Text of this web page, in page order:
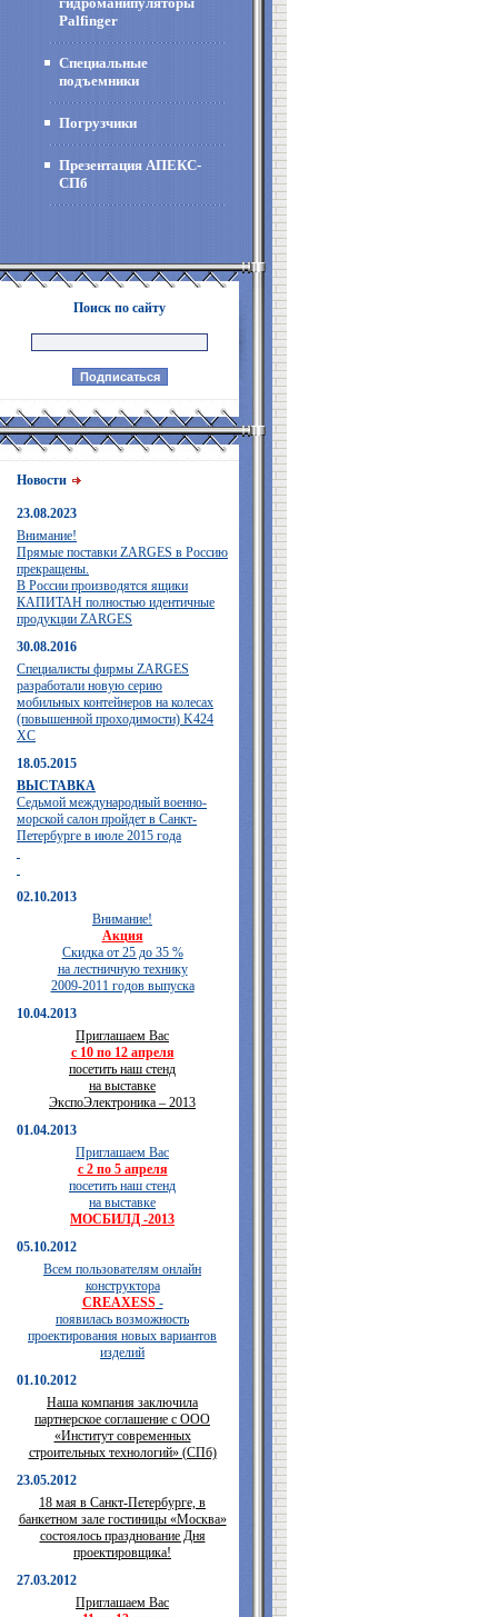
Palfinger
Специальные
подъемники
Погрузчики
Презентация АПЕКС-
СПб
Поиск по сайту
Новости
23.08.2023
Внимание!
Прямые поставки ZARGES в Россию
прекращены.
В России производятся ящики
КАПИТАН полностью идентичные
продукции ZARGES
30.08.2016
Специалисты фирмы ZARGES
разработали новую серию
мобильных контейнеров на колесах
(повышенной проходимости) K424
XC
18.05.2015
ВЫСТАВКА
Седьмой международный военно-
морской салон пройдет в Санкт-
Петербурге в июле 2015 года
02.10.2013
Внимание!
Акция
Скидка от 25 до 35 %
на лестничную технику
2009-2011 годов выпуска
10.04.2013
Приглашаем Вас
с 10 по 12 апреля
посетить наш стенд
на выставке
ЭкспоЭлектроника – 2013
01.04.2013
Приглашаем Вас
с 2 по 5 апреля
посетить наш стенд
на выставке
МОСБИЛД -2013
05.10.2012
Всем пользователям онлайн
конструктора
CREAXESS-
появилась возможность
проектирования новых вариантов
изделий
01.10.2012
Наша компания заключила
партнерское соглашение с ООО
«Институт современных
строительных технологий» (СПб)
23.05.2012
18 мая в Санкт-Петербурге, в
банкетном зале гостиницы «Москва»
состоялось празднование Дня
проектировщика!
27.03.2012
Приглашаем Вас